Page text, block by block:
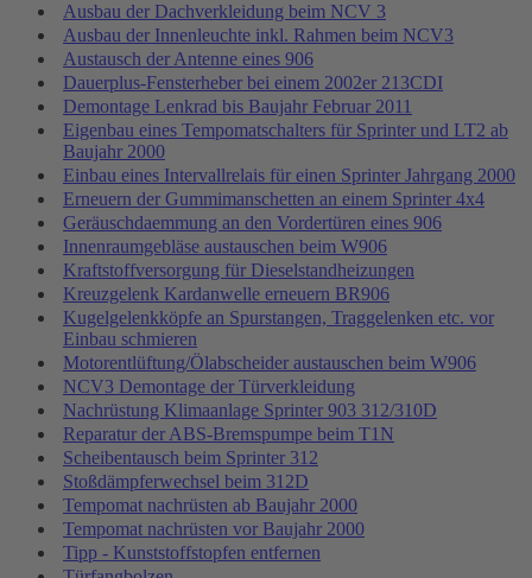
Ausbau der Dachverkleidung beim NCV 3
Ausbau der Innenleuchte inkl. Rahmen beim NCV3
Austausch der Antenne eines 906
Dauerplus-Fensterheber bei einem 2002er 213CDI
Demontage Lenkrad bis Baujahr Februar 2011
Eigenbau eines Tempomatschalters für Sprinter und LT2 ab
Baujahr 2000
Einbau eines Intervallrelais für einen Sprinter Jahrgang 2000
Erneuern der Gummimanschetten an einem Sprinter 4x4
Geräuschdaemmung an den Vordertüren eines 906
Innenraumgebläse austauschen beim W906
Kraftstoffversorgung für Dieselstandheizungen
Kreuzgelenk Kardanwelle erneuern BR906
Kugelgelenkköpfe an Spurstangen, Traggelenken etc. vor
Einbau schmieren
Motorentlüftung/Ölabscheider austauschen beim W906
NCV3 Demontage der Türverkleidung
Nachrüstung Klimaanlage Sprinter 903 312/310D
Reparatur der ABS-Bremspumpe beim T1N
Scheibentausch beim Sprinter 312
Stoßdämpferwechsel beim 312D
Tempomat nachrüsten ab Baujahr 2000
Tempomat nachrüsten vor Baujahr 2000
Tipp - Kunststoffstopfen entfernen